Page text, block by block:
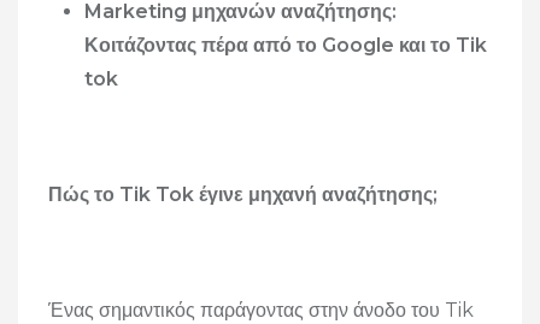
Marketing μηχανών αναζήτησης:
Κοιτάζοντας πέρα ​​από το Google και το Tik
tok
Πώς το Tik Tok έγινε μηχανή αναζήτησης;
Ένας σημαντικός παράγοντας στην άνοδο του Tik